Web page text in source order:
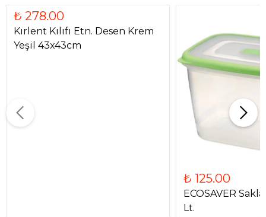
₺ 278.00
Kırlent Kılıfı Etn. Desen Krem
Yeşil 43x43cm
₺ 125.00
ECOSAVER
Lt.